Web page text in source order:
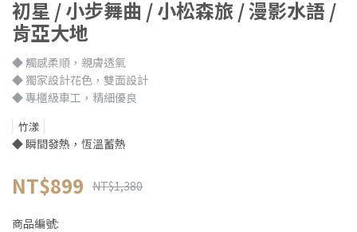
初星 / 小步舞曲 / 小松森旅 / 漫影水語 /
肯亞大地
◆ 觸感柔順，親膚透氣
◆ 獨家設計花色，雙面設計
◆ 專櫃級車工，精細優良
竹漾
◆ 瞬間發熱，恆溫蓄熱
NT$899 NT$1,380
商品編號: